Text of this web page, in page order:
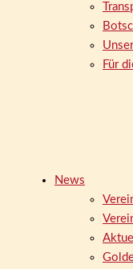
Für
News